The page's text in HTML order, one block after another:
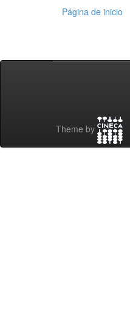
Página de inicio
Theme by